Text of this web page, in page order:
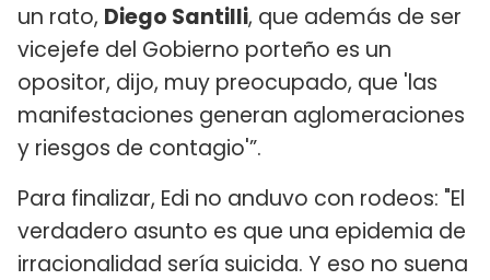
un rato, Diego Santilli, que además de ser
vicejefe del Gobierno porteño es un
opositor, dijo, muy preocupado, que 'las
manifestaciones generan aglomeraciones
y riesgos de contagio'”.
Para finalizar, Edi no anduvo con rodeos: "El
verdadero asunto es que una epidemia de
irracionalidad sería suicida. Y eso no suena